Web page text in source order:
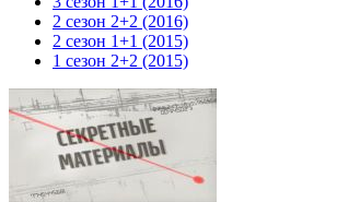
2 сезон 2+2 (2016)
2 сезон 1+1 (2015)
1 сезон 2+2 (2015)